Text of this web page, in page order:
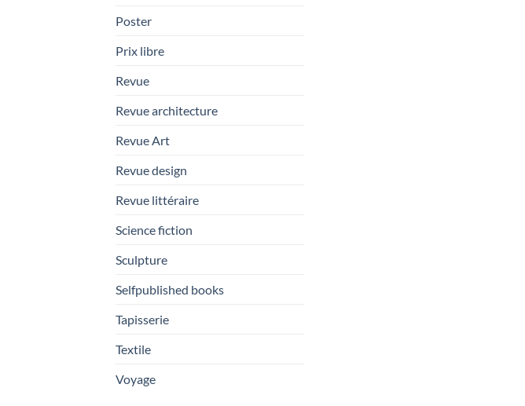
Poster
Prix libre
Revue
Revue architecture
Revue Art
Revue design
Revue littéraire
Science fiction
Sculpture
Selfpublished books
Tapisserie
Textile
Voyage